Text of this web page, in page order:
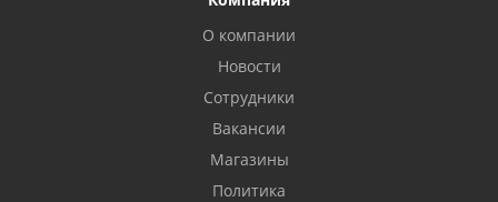
О компании
Новости
Сотрудники
Вакансии
Магазины
Политика